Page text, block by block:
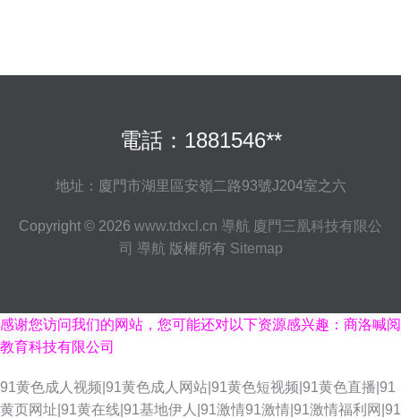
電話：1881546**
地址：廈門市湖里區安嶺二路93號J204室之六
Copyright © 2026 www.tdxcl.cn 導航 廈門三凰科技有限公
司 導航 版權所有 Sitemap
感谢您访问我们的网站，您可能还对以下资源感兴趣：商洛喊阅
教育科技有限公司
91黄色成人视频|91黄色成人网站|91黄色短视频|91黄色直播|91
黄页网址|91黄在线|91基地伊人|91激情91激情|91激情福利网|91